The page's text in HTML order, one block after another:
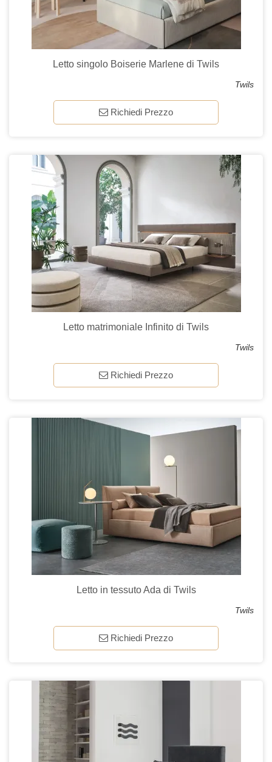
Letto singolo Boiserie Marlene di Twils
Twils
Richiedi Prezzo
Letto matrimoniale Infinito di Twils
Twils
Richiedi Prezzo
Letto in tessuto Ada di Twils
Twils
Richiedi Prezzo